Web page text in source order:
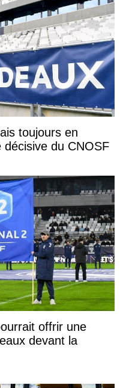
toujours en
du CNOSF
offrir une
devant la